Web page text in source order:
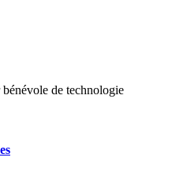
de technologie